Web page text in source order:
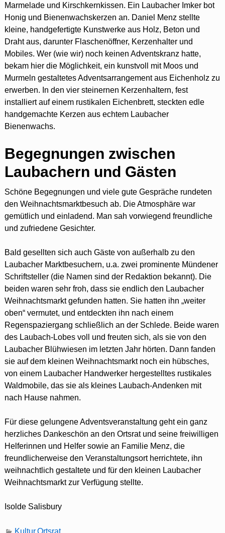
Marmelade und Kirschkernkissen. Ein Laubacher Imker bot
Honig und Bienenwachskerzen an. Daniel Menz stellte
kleine, handgefertigte Kunstwerke aus Holz, Beton und
Draht aus, darunter Flaschenöffner, Kerzenhalter und
Mobiles. Wer (wie wir) noch keinen Adventskranz hatte,
bekam hier die Möglichkeit, ein kunstvoll mit Moos und
Murmeln gestaltetes Adventsarrangement aus Eichenholz zu
erwerben. In den vier steinernen Kerzenhaltern, fest
installiert auf einem rustikalen Eichenbrett, steckten edle
handgemachte Kerzen aus echtem Laubacher
Bienenwachs.
Begegnungen zwischen
Laubachern und Gästen
Schöne Begegnungen und viele gute Gespräche rundeten
den Weihnachtsmarktbesuch ab. Die Atmosphäre war
gemütlich und einladend. Man sah vorwiegend freundliche
und zufriedene Gesichter.
Bald gesellten sich auch Gäste von außerhalb zu den
Laubacher Marktbesuchern, u.a. zwei prominente Mündener
Schriftsteller (die Namen sind der Redaktion bekannt). Die
beiden waren sehr froh, dass sie endlich den Laubacher
Weihnachtsmarkt gefunden hatten. Sie hatten ihn „weiter
oben“ vermutet, und entdeckten ihn nach einem
Regenspaziergang schließlich an der Schlede. Beide waren
des Laubach-Lobes voll und freuten sich, als sie von den
Laubacher Blühwiesen im letzten Jahr hörten. Dann fanden
sie auf dem kleinen Weihnachtsmarkt noch ein hübsches,
von einem Laubacher Handwerker hergestelltes rustikales
Waldmobile, das sie als kleines Laubach-Andenken mit
nach Hause nahmen.
Für diese gelungene Adventsveranstaltung geht ein ganz
herzliches Dankeschön an den Ortsrat und seine freiwilligen
Helferinnen und Helfer sowie an Familie Menz, die
freundlicherweise den Veranstaltungsort herrichtete, ihn
weihnachtlich gestaltete und für den kleinen Laubacher
Weihnachtsmarkt zur Verfügung stellte.
Isolde Salisbury
Kultur,Ortsrat